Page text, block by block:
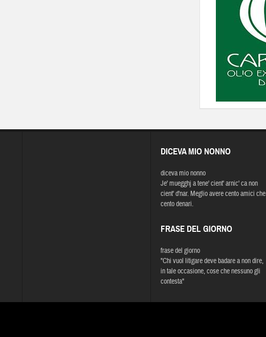
DICEVA MIO NONNO
diceva mio nonno
Je' muegghj a tene' cient' arnic' ca non
cient' d'nar. Meglio avere cento amici che
cento denari.
FRASE DEL GIORNO
frase del giorno
"Chi vuol litigare deve badare a non dire,
in tale occasione, cose che nessuno gli
contesta"